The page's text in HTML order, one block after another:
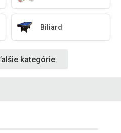
Biliard
kategórie